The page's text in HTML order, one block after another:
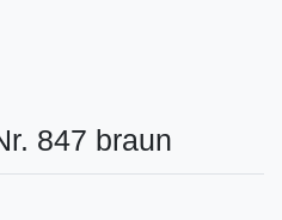
847 braun